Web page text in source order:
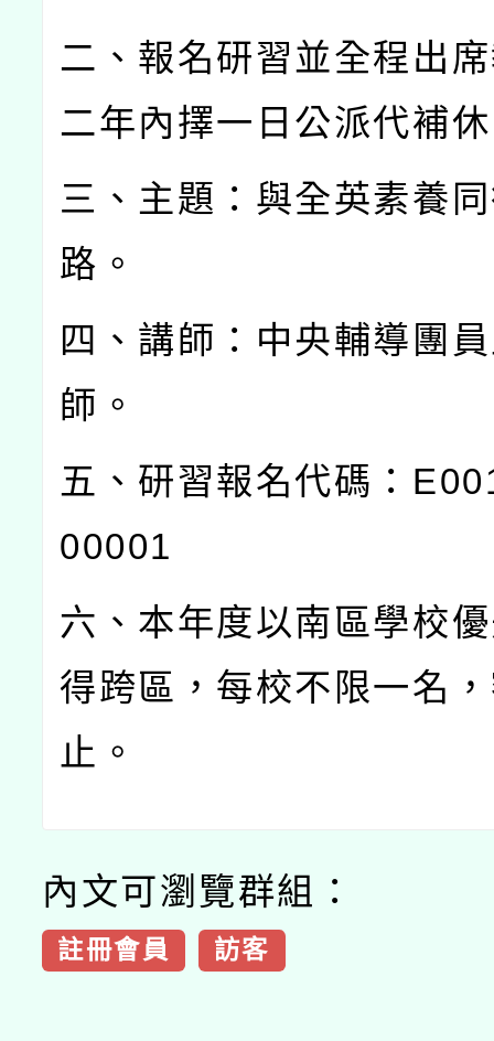
二、報名研習並全程出
二年內擇一日公派代補
三、主題：與全英素養
路。
四、講師：中央輔導團
師。
五、研習報名代碼：
00001
六、本年度以南區學校
得跨區，每校不限一名
止。
內文可瀏覽群組：
註冊會員 訪客